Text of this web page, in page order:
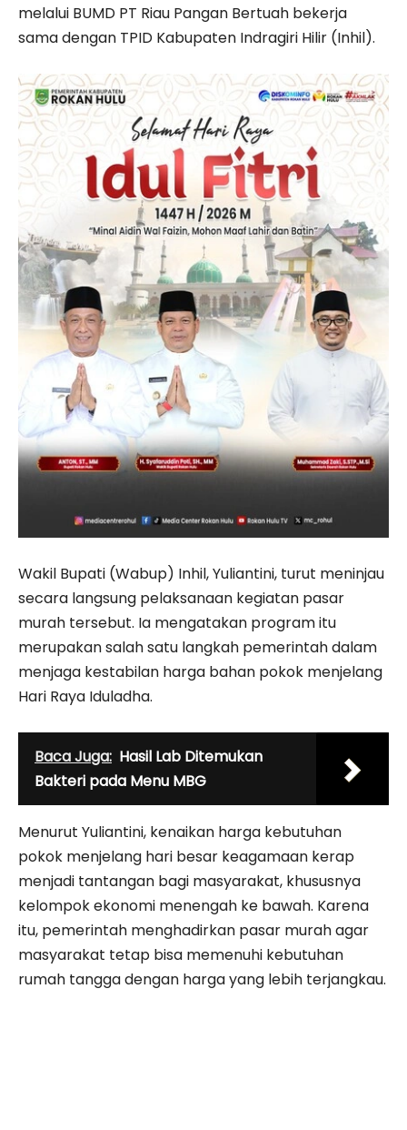
melalui BUMD PT Riau Pangan Bertuah bekerja
sama dengan TPID Kabupaten Indragiri Hilir (Inhil).
Wakil Bupati (Wabup) Inhil, Yuliantini, turut meninjau
secara langsung pelaksanaan kegiatan pasar
murah tersebut. Ia mengatakan program itu
merupakan salah satu langkah pemerintah dalam
menjaga kestabilan harga bahan pokok menjelang
Hari Raya Iduladha.
Baca Juga: Hasil Lab Ditemukan
Bakteri pada Menu MBG
Menurut Yuliantini, kenaikan harga kebutuhan
pokok menjelang hari besar keagamaan kerap
menjadi tantangan bagi masyarakat, khususnya
kelompok ekonomi menengah ke bawah. Karena
itu, pemerintah menghadirkan pasar murah agar
masyarakat tetap bisa memenuhi kebutuhan
rumah tangga dengan harga yang lebih terjangkau.